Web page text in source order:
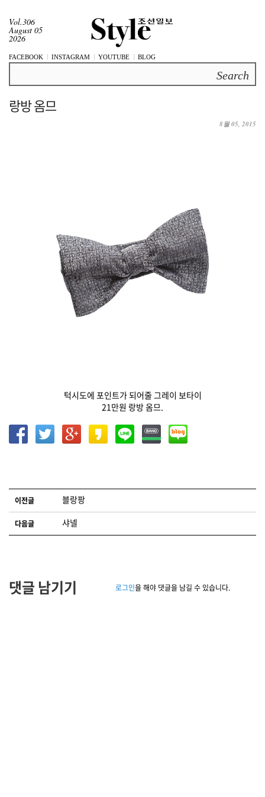
Vol.306
August 05
2026
FACEBOOK INSTAGRAM YOUTUBE BLOG
랑방 옴므
8월 05, 2015
턱시도에 포인트가 되어줄 그레이 보타이
21만원 랑방 옴므.
글 네비게이션
이전글 블랑팡
다음글 샤넬
댓글 남기기 로그인을 해야 댓글을 남길 수 있습니다.